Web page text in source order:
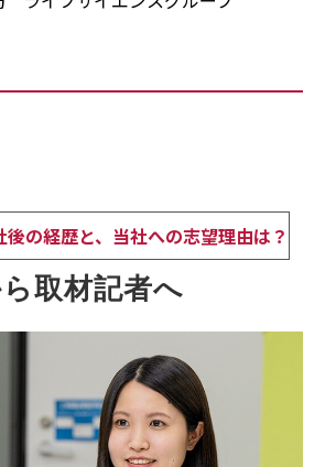
の経歴と、当社への志望理由は？
取材記者へ